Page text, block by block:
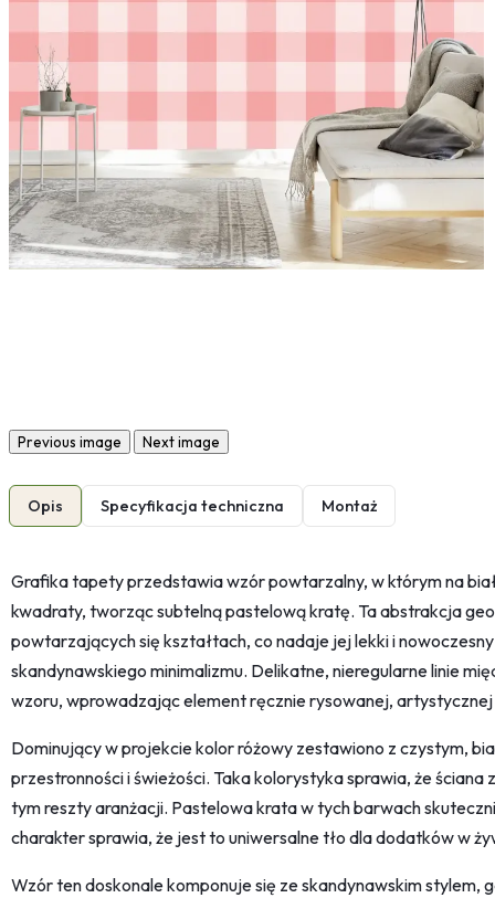
Previous image Next image
Opis Specyfikacja techniczna Montaż
Grafika tapety przedstawia wzór powtarzalny, w którym na
kwadraty, tworząc subtelną pastelową kratę. Ta abstrakcja
powtarzających się kształtach, co nadaje jej lekki i
skandynawskiego minimalizmu. Delikatne, nieregularne linie
wzoru, wprowadzając element ręcznie rysowanej,
Dominujący w projekcie kolor różowy zestawiono z czystym,
przestronności i świeżości. Taka kolorystyka sprawia, że ściana
tym reszty aranżacji. Pastelowa krata w tych barwach
charakter sprawia, że jest to uniwersalne tło dla dodatków w
Wzór ten doskonale komponuje się ze skandynawskim stylem,